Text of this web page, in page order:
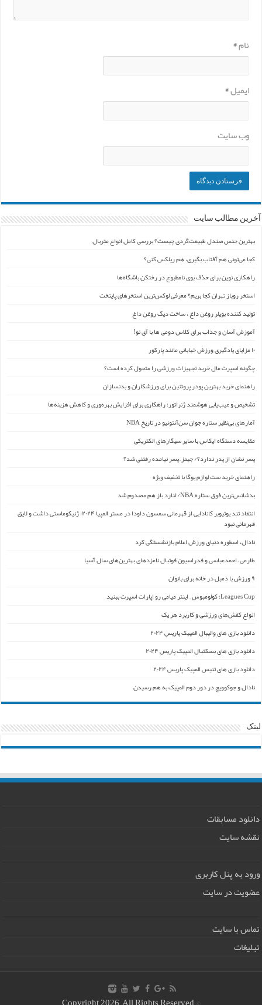
نام*
ایمیل*
وب‌ سایت
آخرین مطالب سایت
بهترین جنس صندل طبیعت‌گردی چیست؟ بررسی کامل انواع متریال
کجا می‌تونی هم آفتاب بگیری، هم ریلکس کنی؟
راهکاری نوین برای حذف بوی نامطبوع در رختکن باشگاه‌ها
استخر روباز تهران کجا بریم؟ معرفی لوکس‌ترین استخرهای پایتخت
تولید کننده بویلر روغن داغ ، ساخت دیگ روغن داغ
آموزش آسان و جذاب برای کلاس دومی ها با آی نو!
۱۰ مزایای یادگیری ورزش خیابانی مانند پارکور
چگونه اسپرت مال خرید تجهیزات ورزشی را متحول کرده است؟
راهنمای خرید بهترین پودر پروتئین برای ورزشکاران و بدنسازان
تشخیص و عیب‌یابی هوشمند ژنراتور: راهکاری برای افزایش بهره‌وری و کاهش هزینه‌ها
آمارهای بی‌نظیر ستاره جوان سن‌آنتونیو در تاریخ NBA
مقایسه دستگاه ایکاس با سایر سیگارهای الکتریکی
پسر نشان از پدر ندارد؟/ جیمز ِ پسر نیامده رفتنی شد؟
راهنمای خرید ست لوازم یوگا با تخفیف ویژه
بدشانس‌ترین فوق ستاره NBA/ لنارد باز هم مصدوم شد
انتقاد تند یوتیوبر کانادایی از قهرمانی سمسون داودا در مستر المپیا ۲۰۲۴: ژنیکوماستی داشت و لایق
قهرمانی نبود
نادال، اسطوره دنیای ورزش اعلام بازنشستگی کرد
طارمی، احمدعباسی و فدراسیون فوتبال نامزدهای بهترین‌های سال آسیا
۹ ورزش با دمبل در خانه برای بانوان
Leagues Cup: کولومبوس – اینتر میامی رو اپارات اسپرت ببنید
انواع کفش‌های ورزشی و کاربرد هر یک
دانلود بازی های والیبال المپیک پاریس ۲۰۲۴
دانلود بازی های بسکتبال المپیک پاریس ۲۰۲۴
دانلود بازی های تنیس المپیک پاریس ۲۰۲۴
نادال و جوکوویچ در دور دوم المپیک به هم رسیدن
لینک
دانلود مسابقات
نقشه سایت
ورود به پنل کاربری
عضویت در سایت
تماس با سایت
تبلیغات